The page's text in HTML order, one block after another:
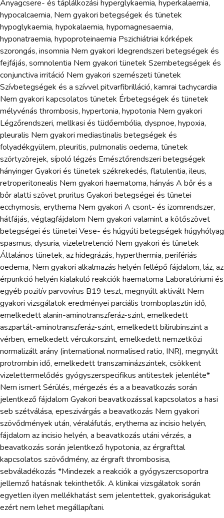
Anyagcsere- és táplálkozási hyperglykaemia, hyperkalaemia,
hypocalcaemia, Nem gyakori betegségek és tünetek
hypoglykaemia, hypokalaemia, hypomagnesaemia,
hyponatraemia, hypoproteinaemia Pszichiátriai kórképek
szorongás, insomnia Nem gyakori Idegrendszeri betegségek és
fejfájás, somnolentia Nem gyakori tünetek Szembetegségek és
conjunctiva irritáció Nem gyakori szemészeti tünetek
Szívbetegségek és a szívvel pitvarfibrilláció, kamrai tachycardia
Nem gyakori kapcsolatos tünetek Érbetegségek és tünetek
mélyvénás thrombosis, hypertonia, hypotonia Nem gyakori
Légzőrendszeri, mellkasi és tüdőembólia, dyspnoe, hypoxia,
pleuralis Nem gyakori mediastinalis betegségek és
folyadékgyülem, pleuritis, pulmonalis oedema, tünetek
szörtyzörejek, sípoló légzés Emésztőrendszeri betegségek
hányinger Gyakori és tünetek székrekedés, flatulentia, ileus,
retroperitonealis Nem gyakori haematoma, hányás A bőr és a
bőr alatti szövet pruritus Gyakori betegségei és tünetei
ecchymosis, erythema Nem gyakori A csont- és izomrendszer,
hátfájás, végtagfájdalom Nem gyakori valamint a kötőszövet
betegségei és tünetei Vese- és húgyúti betegségek húgyhólyag
spasmus, dysuria, vizeletretenció Nem gyakori és tünetek
Általános tünetek, az hidegrázás, hyperthermia, perifériás
oedema, Nem gyakori alkalmazás helyén fellépő fájdalom, láz, az
érpunkció helyén kialakuló reakciók haematoma Laboratóriumi és
egyéb pozitív parvovírus B19 teszt, megnyúlt aktivált Nem
gyakori vizsgálatok eredményei parciális tromboplasztin idő,
emelkedett alanin-aminotranszferáz-szint, emelkedett
aszpartát-aminotranszferáz-szint, emelkedett bilirubinszint a
vérben, emelkedett vércukorszint, emelkedett nemzetközi
normalizált arány (international normalised ratio, INR), megnyúlt
protrombin idő, emelkedett transzaminázszintek, csökkent
vizelettermelődés gyógyszerspecifikus antitestek jelenléte*
Nem ismert Sérülés, mérgezés és a a beavatkozás során
jelentkező fájdalom Gyakori beavatkozással kapcsolatos a hasi
seb szétválása, epeszivárgás a beavatkozás Nem gyakori
szövődmények után, véraláfutás, erythema az incisio helyén,
fájdalom az incisio helyén, a beavatkozás utáni vérzés, a
beavatkozás során jelentkező hypotonia, az érgrafttal
kapcsolatos szövődmény, az érgraft thrombosisa,
sebváladékozás *Mindezek a reakciók a gyógyszercsoportra
jellemző hatásnak tekinthetők. A klinikai vizsgálatok során
egyetlen ilyen mellékhatást sem jelentettek, gyakoriságukat
ezért nem lehet megállapítani.